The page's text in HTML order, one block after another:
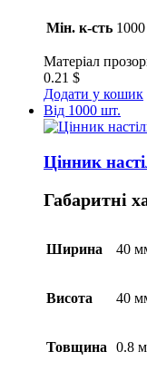
Мін. к-сть 1000
Матеріал
0.21 $
Додати у кошик
Від 1000 шт.
Цінник
Габаритні
Ширина 40
Висота 40
Товщина 0.8